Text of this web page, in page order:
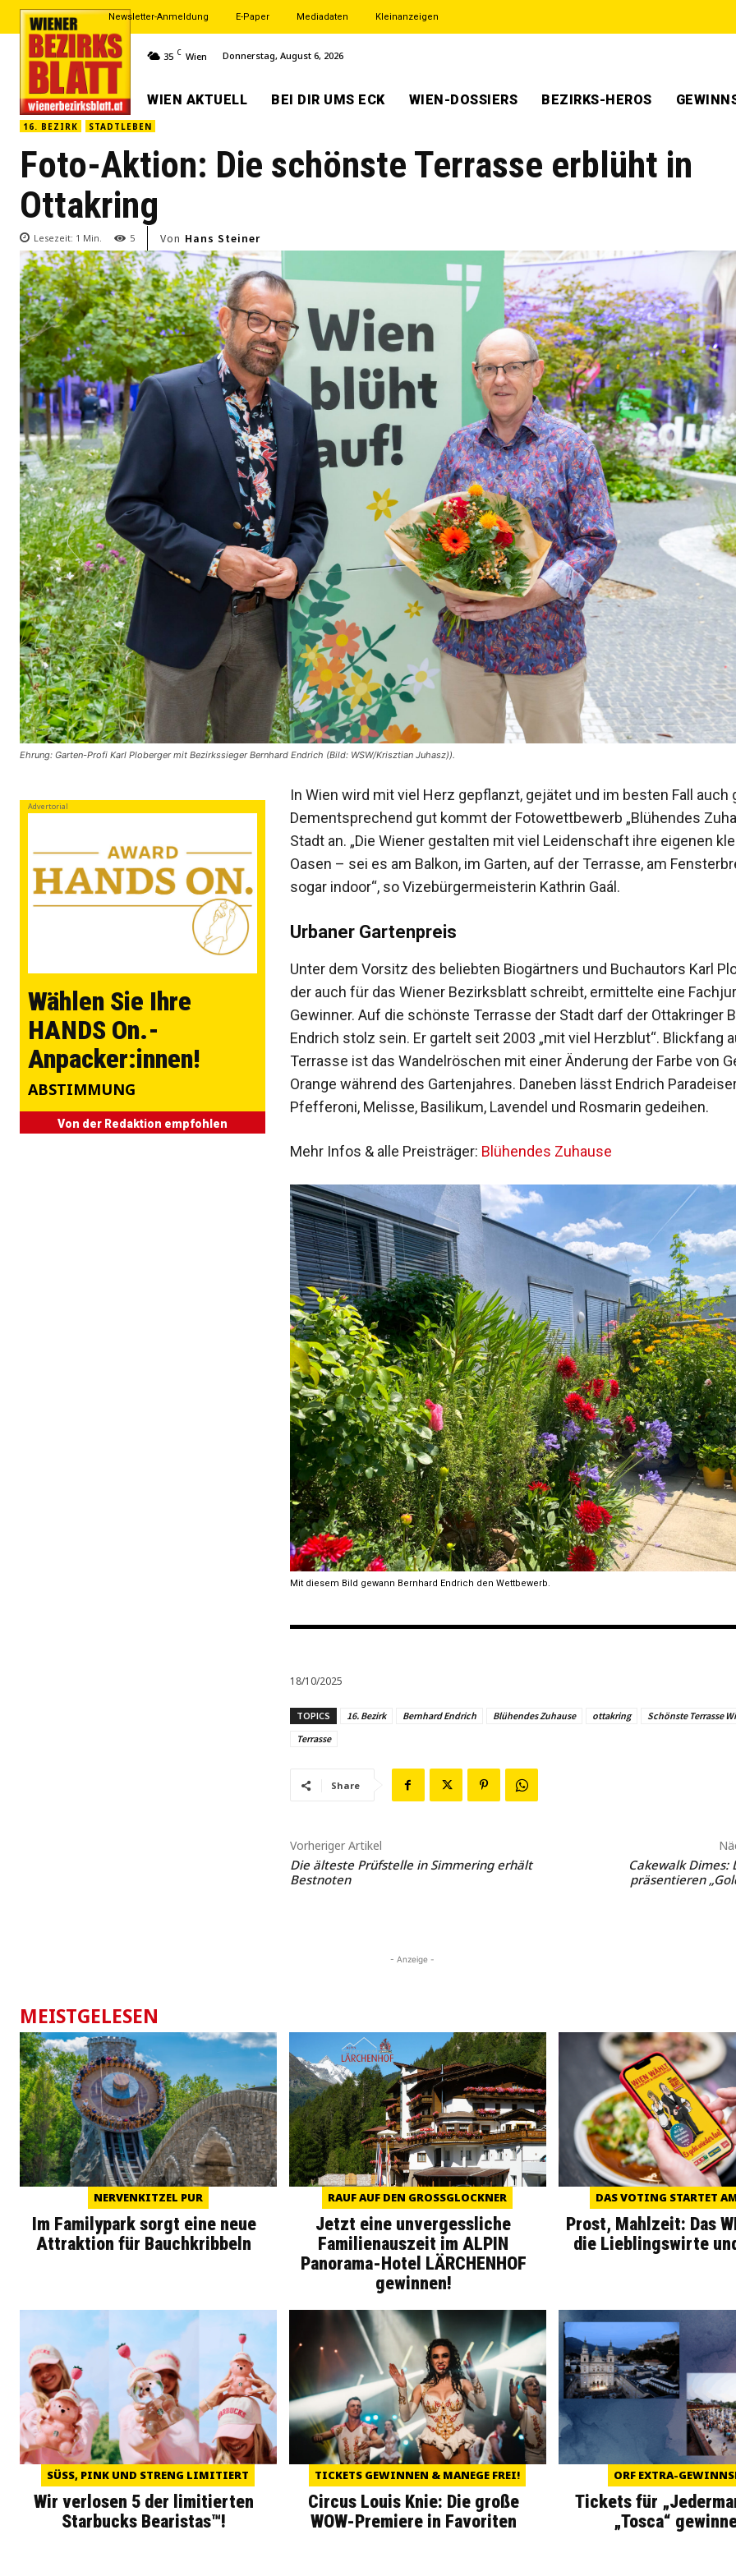
Newsletter-Anmeldung E-Paper Mediadaten Kleinanzeigen
35 C Wien Donnerstag, August 6, 2026
WIEN AKTUELL BEI DIR UMS ECK WIEN-DOSSIERS BEZIRKS-HEROS
16. BEZIRK STADTLEBEN
Foto-Aktion: Die schönste Terrasse erblüht in
Ottakring
Lesezeit: 1 Min. 5 Von Hans Steiner
Ehrung: Garten-Profi Karl Ploberger mit Bezirkssieger Bernhard Endrich (Bild: WSW/Krisztian Juhasz)).
Advertorial
Wählen Sie Ihre
HANDS On.-
Anpacker:innen!
ABSTIMMUNG
Von der Redaktion empfohlen
In Wien wird mit viel Herz gepflanzt, gejätet und im besten Fall auch
Dementsprechend gut kommt der Fotowettbewerb „Blühendes
Stadt an. „Die Wiener gestalten mit viel Leidenschaft ihre eigenen
Oasen – sei es am Balkon, im Garten, auf der Terrasse, am
sogar indoor“, so Vizebürgermeisterin Kathrin Gaál.
Urbaner Gartenpreis
Unter dem Vorsitz des beliebten Biogärtners und Buchautors Karl
der auch für das Wiener Bezirksblatt schreibt, ermittelte eine
Gewinner. Auf die schönste Terrasse der Stadt darf der Ottakringer
Endrich stolz sein. Er gartelt seit 2003 „mit viel Herzblut“. Blickfang
Terrasse ist das Wandelröschen mit einer Änderung der Farbe von
Orange während des Gartenjahres. Daneben lässt Endrich
Pfefferoni, Melisse, Basilikum, Lavendel und ­Rosmarin gedeihen.
Mehr Infos & alle Preisträger: Blühendes Zuhause
Mit diesem Bild gewann Bernhard Endrich den Wettbewerb.
18/10/2025
TOPICS 16. Bezirk Bernhard Endrich Blühendes Zuhause ottakring
Schönste Terrasse
Terrasse
Share
Vorheriger Artikel
Die älteste Prüfstelle in Simmering erhält
Bestnoten
Cakewalk Dimes:
präsentieren
- Anzeige -
MEISTGELESEN
NERVENKITZEL PUR
Im Familypark sorgt eine neue
Attraktion für Bauchkribbeln
RAUF AUF DEN GROSSGLOCKNER
Jetzt eine unvergessliche
Familienauszeit im ALPIN
Panorama-Hotel LÄRCHENHOF
gewinnen!
DAS VOTING STARTET
Prost, Mahlzeit: Das
die Lieblingswirte
SÜSS, PINK UND STRENG LIMITIERT
Wir verlosen 5 der limitierten
Starbucks Bearistas™!
TICKETS GEWINNEN & MANEGE FREI!
Circus Louis Knie: Die große
WOW-Premiere in Favoriten
ORF EXTRA-
Tickets für
„Tosca“